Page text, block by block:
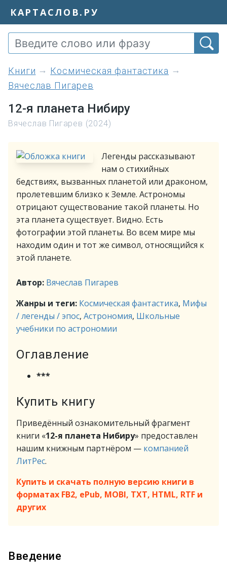
КАРТАСЛОВ.РУ
книги
Космическая фантастика
Вячеслав Пигарев
12-я планета Нибиру
Вячеслав Пигарев (2024)
Легенды рассказывают
нам о стихийных
бедствиях, вызванных планетой или драконом,
пролетевшим близко к Земле. Астрономы
отрицают существование такой планеты. Но
эта планета существует. Видно. Есть
фотографии этой планеты. Во всем мире мы
находим один и тот же символ, относящийся к
этой планете.
Автор: Вячеслав Пигарев
Жанры и теги: Космическая фантастика, Мифы
/ легенды / эпос, Астрономия, Школьные
учебники по астрономии
Оглавление
***
Купить книгу
Приведённый ознакомительный фрагмент
книги «12-я планета Нибиру» предоставлен
нашим книжным партнёром — компанией
ЛитРес.
Купить и скачать полную версию книги в
форматах FB2, ePub, MOBI, TXT, HTML, RTF и
других
Введение